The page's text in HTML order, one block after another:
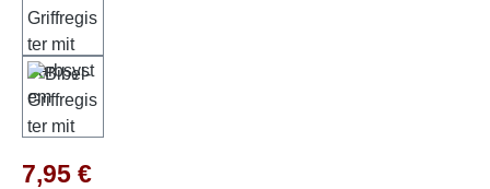
Regulärer Preis:
7,95 €